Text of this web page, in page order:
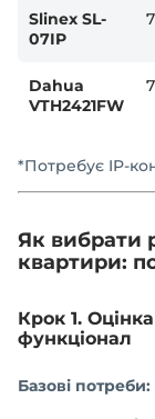
Slinex SL-
07IP
Dahua
VTH2421FW
*Потребує IP-
Як вибрати
квартири:
Крок 1.
функціонал
Базові потреби: